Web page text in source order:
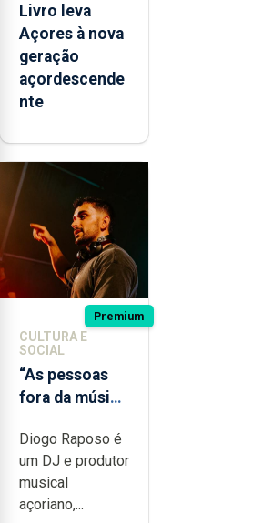
Livro leva
Açores à nova
geração
açordescende
nte
Premium
CULTURA E
SOCIAL
“As pessoas
fora da música
noção do quão
difícil é
produzir uma
música”
Diogo Raposo é
um DJ e produtor
musical
açoriano,...